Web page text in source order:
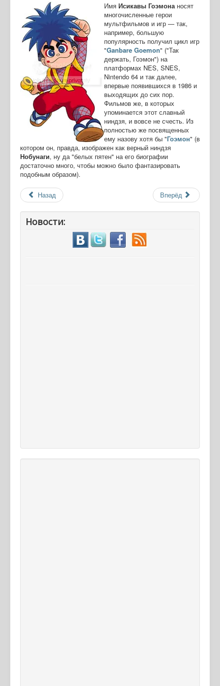
Имя Исикавы Гоэмонаносят
многочисленные герои
мультфильмов и игр — так,
например, большую
популярность получил цикл игр
"Ganbare Goemon" ("Так
держать, Гоэмон") на
платформах NES, SNES,
Nintendo 64 и так далее,
впервые появившихся в 1986 и
выходящих до сих пор.
Фильмов же, в которых
упоминается этот славный
ниндзя, и вовсе не счесть. Из
полностью же посвященных
ему назову хотя бы "Гоэмон" (в
котором он, правда, изображен как верный ниндзя
Нобунаги, ну да "белых пятен" на его биографии
достаточно много, чтобы можно было фантазировать
подобным образом).
Назад Вперёд
Новости: